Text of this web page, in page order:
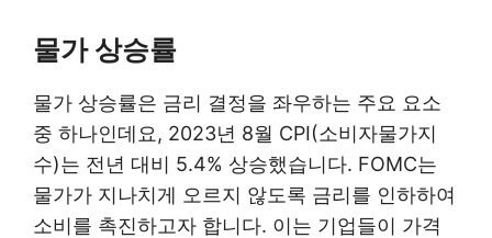
물가 상승률
물가 상승률은 금리 결정을 좌우하는 주요 요소
중 하나인데요, 2023년 8월 CPI(소비자물가지
수)는 전년 대비 5.4% 상승했습니다. FOMC는
물가가 지나치게 오르지 않도록 금리를 인하하여
소비를 촉진하고자 합니다. 이는 기업들이 가격